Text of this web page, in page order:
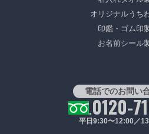
オリジナルうち
印鑑・ゴム印
お名前シール
電話でのお問い
0120-
平日9:30〜12:00／